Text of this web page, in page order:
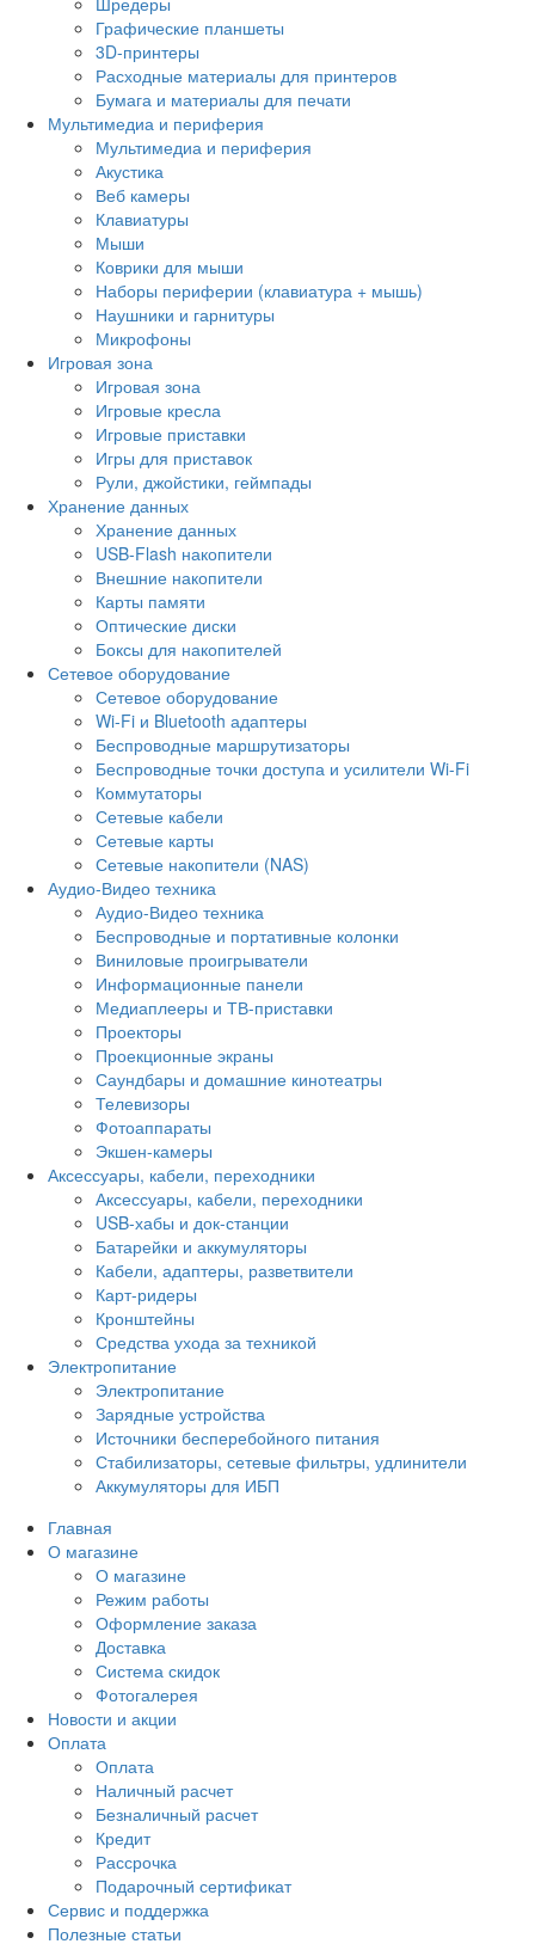
Графические планшеты
3D-принтеры
Расходные материалы для принтеров
Бумага и материалы для печати
Мультимедиа и периферия
Мультимедиа и периферия
Акустика
Веб камеры
Клавиатуры
Мыши
Коврики для мыши
Наборы периферии (клавиатура + мышь)
Наушники и гарнитуры
Микрофоны
Игровая зона
Игровая зона
Игровые кресла
Игровые приставки
Игры для приставок
Рули, джойстики, геймпады
Хранение данных
Хранение данных
USB-Flash накопители
Внешние накопители
Карты памяти
Оптические диски
Боксы для накопителей
Сетевое оборудование
Сетевое оборудование
Wi-Fi и Bluetooth адаптеры
Беспроводные маршрутизаторы
Беспроводные точки доступа и усилители Wi-Fi
Коммутаторы
Сетевые кабели
Сетевые карты
Сетевые накопители (NAS)
Аудио-Видео техника
Аудио-Видео техника
Беспроводные и портативные колонки
Виниловые проигрыватели
Информационные панели
Медиаплееры и ТВ-приставки
Проекторы
Проекционные экраны
Саундбары и домашние кинотеатры
Телевизоры
Фотоаппараты
Экшен-камеры
Аксессуары, кабели, переходники
Аксессуары, кабели, переходники
USB-хабы и док-станции
Батарейки и аккумуляторы
Кабели, адаптеры, разветвители
Карт-ридеры
Кронштейны
Средства ухода за техникой
Электропитание
Электропитание
Зарядные устройства
Источники бесперебойного питания
Стабилизаторы, сетевые фильтры, удлинители
Аккумуляторы для ИБП
Главная
О магазине
О магазине
Режим работы
Оформление заказа
Доставка
Система скидок
Фотогалерея
Новости и акции
Оплата
Оплата
Наличный расчет
Безналичный расчет
Кредит
Рассрочка
Подарочный сертификат
Сервис и поддержка
Полезные статьи